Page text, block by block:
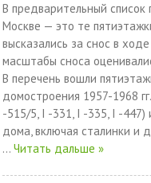
В предварительный список
Москве — это те
высказались за снос в
масштабы сноса
В перечень вошли
домостроения 1957-1968
-515/5, I -331, I -335, I -447)
дома, включая сталинки и
... Читать дальше »